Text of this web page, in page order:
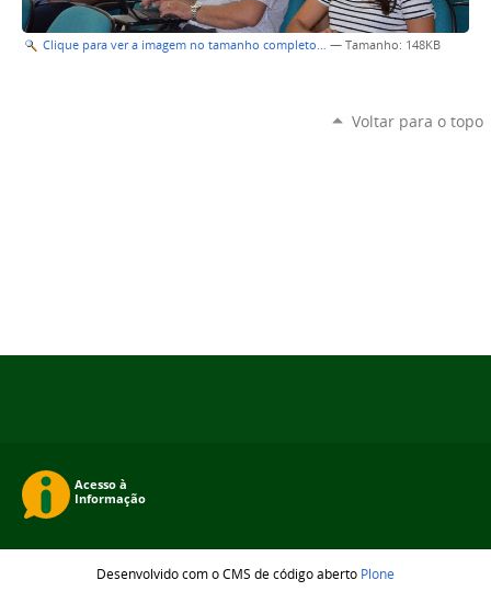
Clique para ver a imagem no tamanho completo… — Tamanho: 148KB
Voltar para o topo
Desenvolvido com o CMS de código aberto Plone